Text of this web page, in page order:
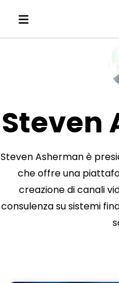
Steven
Steven Asherman è
che offre una
creazione di canali
consulenza su sistemi